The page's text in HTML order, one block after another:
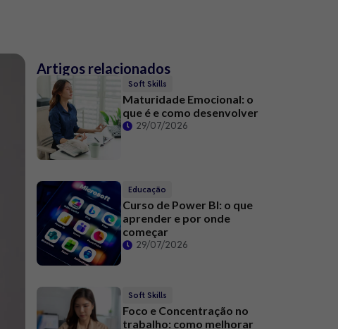
Artigos relacionados
Soft Skills
Maturidade Emocional: o
que é e como desenvolver
29/07/2026
Educação
Curso de Power BI: o que
aprender e por onde
começar
29/07/2026
Soft Skills
Foco e Concentração no
trabalho: como melhorar